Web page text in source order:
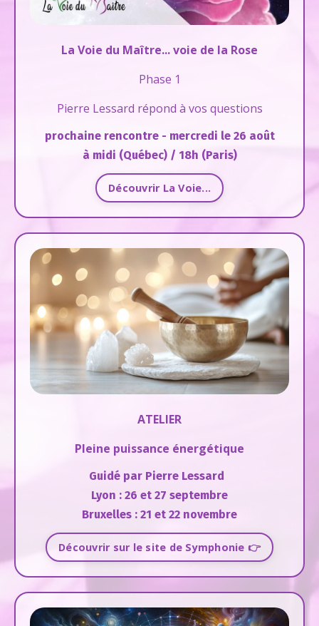
La Voie du Maître... voie de la Rose
Phase 1
Pierre Lessard répond à vos questions
prochaine rencontre - mercredi le 26 août
à midi (Québec) / 18h (Paris)
Découvrir La Voie...
ATELIER
Pleine puissance énergétique
Guidé par Pierre Lessard
Lyon : 26 et 27 septembre
Bruxelles : 21 et 22 novembre
Découvrir sur le site de Symphonie 👉